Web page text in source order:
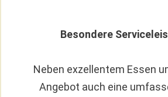
Besondere
Neben exzellentem Essen
Angebot auch eine